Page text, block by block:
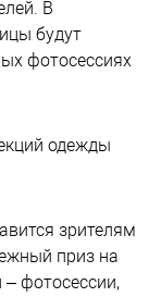
В
будут
фотосессиях
одежды
зрителям
приз на
фотосессии,